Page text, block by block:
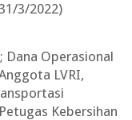
3/2022)
Operasional
LVRI,
Kebersihan